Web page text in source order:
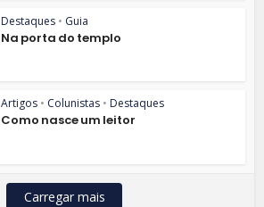
Destaques • Guia
Na porta do templo
Artigos • Colunistas • Destaques
Como nasce um leitor
Carregar mais